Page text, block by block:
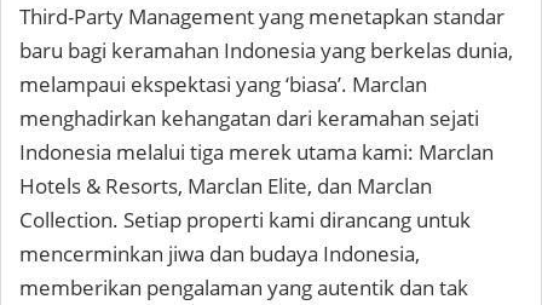
Third-Party Management yang menetapkan standar
baru bagi keramahan Indonesia yang berkelas dunia,
melampaui ekspektasi yang ‘biasa’. Marclan
menghadirkan kehangatan dari keramahan sejati
Indonesia melalui tiga merek utama kami: Marclan
Hotels & Resorts, Marclan Elite, dan Marclan
Collection. Setiap properti kami dirancang untuk
mencerminkan jiwa dan budaya Indonesia,
memberikan pengalaman yang autentik dan tak